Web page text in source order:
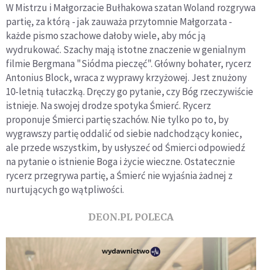
W Mistrzu i Małgorzacie Bułhakowa szatan Woland rozgrywa
partię, za którą - jak zauważa przytomnie Małgorzata -
każde pismo szachowe dałoby wiele, aby móc ją
wydrukować. Szachy mają istotne znaczenie w genialnym
filmie Bergmana "Siódma pieczęć". Główny bohater, rycerz
Antonius Block, wraca z wyprawy krzyżowej. Jest znużony
10-letnią tułaczką. Dręczy go pytanie, czy Bóg rzeczywiście
istnieje. Na swojej drodze spotyka Śmierć. Rycerz
proponuje Śmierci partię szachów. Nie tylko po to, by
wygrawszy partię oddalić od siebie nadchodzący koniec,
ale przede wszystkim, by usłyszeć od Śmierci odpowiedź
na pytanie o istnienie Boga i życie wieczne. Ostatecznie
rycerz przegrywa partię, a Śmierć nie wyjaśnia żadnej z
nurtujących go wątpliwości.
DEON.PL POLECA